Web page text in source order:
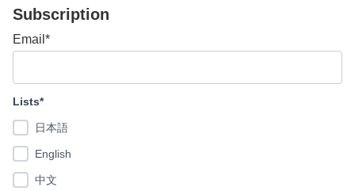
Subscription
Email*
Lists*
日本語
English
中文